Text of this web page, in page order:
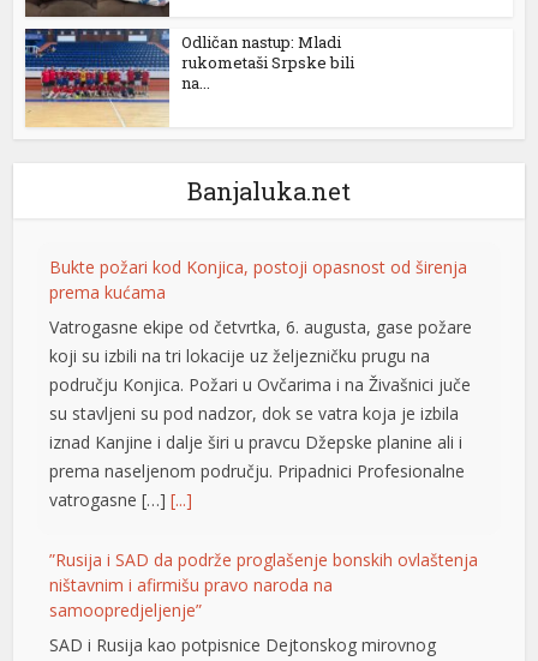
Odličan nastup: Mladi
rukometaši Srpske bili
na...
Banjaluka.net
Bukte požari kod Konjica, postoji opasnost od širenja
prema kućama
Vatrogasne ekipe od četvrtka, 6. augusta, gase požare
koji su izbili na tri lokacije uz željezničku prugu na
području Konjica. Požari u Ovčarima i na Živašnici juče
su stavljeni su pod nadzor, dok se vatra koja je izbila
iznad Kanjine i dalje širi u pravcu Džepske planine ali i
prema naseljenom području. Pripadnici Profesionalne
vatrogasne […][...]
”Rusija i SAD da podrže proglašenje bonskih ovlaštenja
ništavnim i afirmišu pravo naroda na
samoopredjeljenje”
SAD i Rusija kao potpisnice Dejtonskog mirovnog